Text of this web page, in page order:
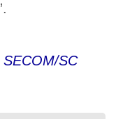
SC